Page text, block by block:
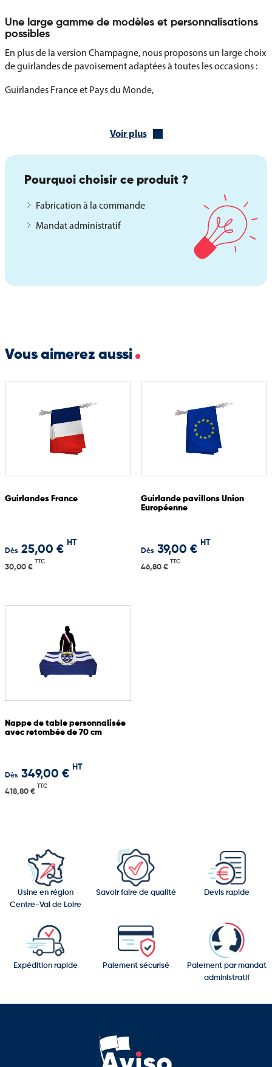
Une large gamme de modèles et personnalisations
possibles
En plus de la version Champagne, nous proposons un large choix
de guirlandes de pavoisement adaptées à toutes les occasions :
Guirlandes France et Pays du Monde,
Guirlandes personnalisées avec blasons, logos ou visuels
La guirlande de la Champagne est un support simple, visible et
personnalisable, idéal pour mettre en valeur l’identité
champenoise dans vos événements publics, culturels ou
commerciaux.
Voir plus
Pourquoi choisir ce produit ?
Fabrication à la commande
Mandat administratif
Vous aimerez aussi
Guirlandes France
Dès 25,00 €
HT
30,00 €
TTC
Guirlande pavillons Union
Européenne
Dès 39,00 €
HT
46,80 €
TTC
Nappe de table personnalisée
avec retombée de 70 cm
Dès 349,00 €
HT
418,80 €
TTC
Usine en région
Centre-Val de Loire
Savoir faire de qualité Devis rapide
Expédition rapide Paiement sécurisé
Paiement par mandat
administratif